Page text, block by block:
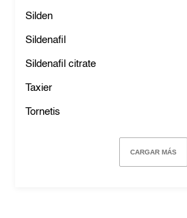
Silden
Sildenafil
Sildenafil citrate
Taxier
Tornetis
CARGAR MÁS